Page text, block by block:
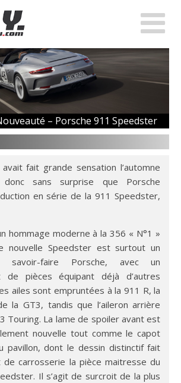
– Porsche 911 Speedster
fait grande sensation l’automne
donc sans surprise que Porsche
en série de la 911 Speedster,
hommage moderne à la 356 « N°1 »
nouvelle Speedster est surtout un
savoir-faire Porsche, avec un
de pièces équipant déjà d’autres
ailes sont empruntées à la 911 R, la
la GT3, tandis que l’aileron arrière
Touring. La lame de spoiler avant est
nouvelle tout comme le capot
pavillon, dont le dessin distinctif fait
carrosserie la pièce maitresse du
Il s’agit de surcroit de la plus